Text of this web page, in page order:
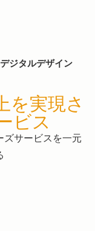
ジタルデザイン
を実現さ
ビス
ズサービスを一元